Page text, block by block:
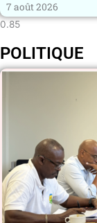
7 août 2026
POLITIQUE